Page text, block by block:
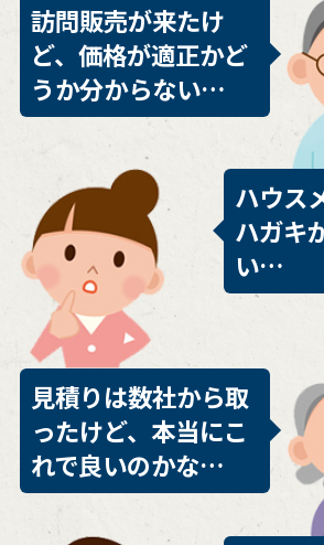
訪問販売が来たけ
ど、価格が適正かど
うか分からない…
ハウス
ハガキ
い…
見積りは数社から取
ったけど、本当にこ
れで良いのかな…